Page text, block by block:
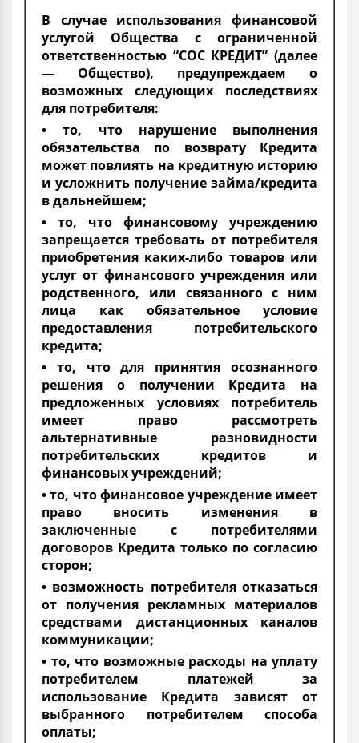
В случае использования финансовой
услугой Общества с ограниченной
ответственностью “СОС КРЕДИТ” (далее
— Общество), предупреждаем о
возможных следующих последствиях
для потребителя:
• то, что нарушение выполнения
обязательства по возврату Кредита
может повлиять на кредитную историю
и усложнить получение займа/кредита
в дальнейшем;
• то, что финансовому учреждению
запрещается требовать от потребителя
приобретения каких-либо товаров или
услуг от финансового учреждения или
родственного, или связанного с ним
лица как обязательное условие
предоставления потребительского
кредита;
• то, что для принятия осознанного
решения о получении Кредита на
предложенных условиях потребитель
имеет право рассмотреть
альтернативные разновидности
потребительских кредитов и
финансовых учреждений;
• то, что финансовое учреждение имеет
право вносить изменения в
заключенные с потребителями
договоров Кредита только по согласию
сторон;
• возможность потребителя отказаться
от получения рекламных материалов
средствами дистанционных каналов
коммуникации;
• то, что возможные расходы на уплату
потребителем платежей за
использование Кредита зависят от
выбранного потребителем способа
оплаты;